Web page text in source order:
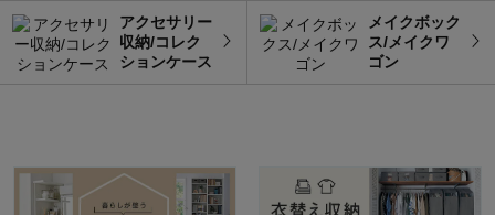
アクセサリー
収納/コレク
ションケース
メイクボック
ス/メイクワ
ゴン